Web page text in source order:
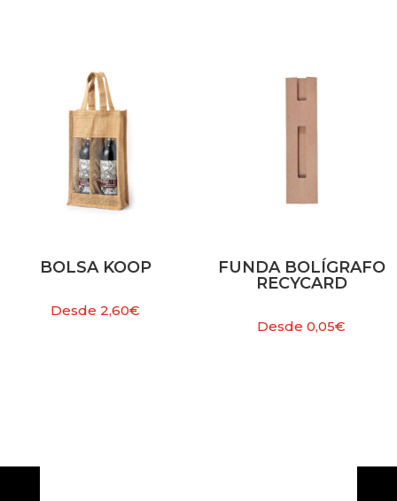
BOLSA KOOP
Desde2,60€
FUNDA BOLÍGRAFO
RECYCARD
Desde0,05€